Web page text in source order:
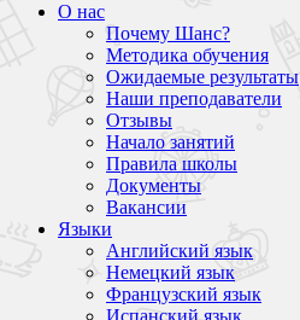
О нас
Почему Шанс?
Методика обучения
Ожидаемые результаты
Наши преподаватели
Отзывы
Начало занятий
Правила школы
Документы
Вакансии
Языки
Английский язык
Немецкий язык
Французский язык
Испанский язык